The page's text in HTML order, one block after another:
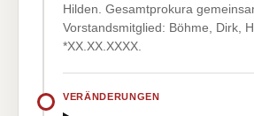
Hilden. Gesamtprokura
Vorstandsmitglied: Böhme, Dirk,
*XX.XX.XXXX.
VERÄNDERUNGEN